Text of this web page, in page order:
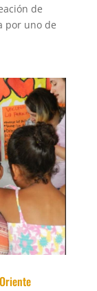
de
por uno de